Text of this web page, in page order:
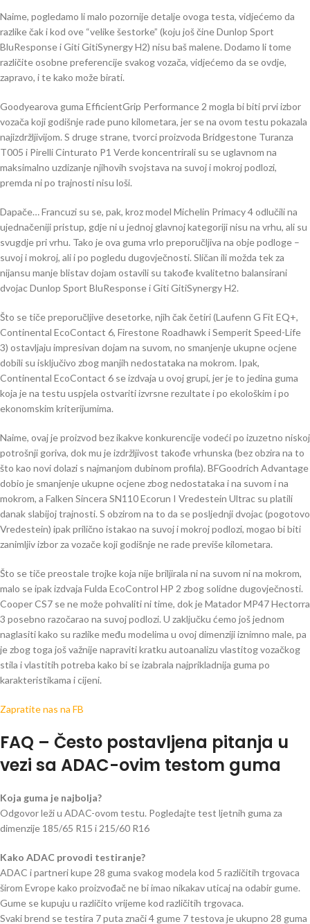
Naime, pogledamo li malo pozornije detalje ovoga testa, vidjećemo da
razlike čak i kod ove “velike šestorke” (koju još čine Dunlop Sport
BluResponse i Giti GitiSynergy H2) nisu baš malene. Dodamo li tome
različite osobne preferencije svakog vozača, vidjećemo da se ovdje,
zapravo, i te kako može birati.
Goodyearova guma EfficientGrip Performance 2 mogla bi biti prvi izbor
vozača koji godišnje rade puno kilometara, jer se na ovom testu pokazala
najizdržljivijom. S druge strane, tvorci proizvoda Bridgestone Turanza
T005 i Pirelli Cinturato P1 Verde koncentrirali su se uglavnom na
maksimalno uzdizanje njihovih svojstava na suvoj i mokroj podlozi,
premda ni po trajnosti nisu loši.
Dapače… Francuzi su se, pak, kroz model Michelin Primacy 4 odlučili na
ujednačeniji pristup, gdje ni u jednoj glavnoj kategoriji nisu na vrhu, ali su
svugdje pri vrhu. Tako je ova guma vrlo preporučljiva na obje podloge –
suvoj i mokroj, ali i po pogledu dugovječnosti. Sličan ili možda tek za
nijansu manje blistav dojam ostavili su takođe kvalitetno balansirani
dvojac Dunlop Sport BluResponse i Giti GitiSynergy H2.
Što se tiče preporučljive desetorke, njih čak četiri (Laufenn G Fit EQ+,
Continental EcoContact 6, Firestone Roadhawk i Semperit Speed-Life
3) ostavljaju impresivan dojam na suvom, no smanjenje ukupne ocjene
dobili su isključivo zbog manjih nedostataka na mokrom. Ipak,
Continental EcoContact 6 se izdvaja u ovoj grupi, jer je to jedina guma
koja je na testu uspjela ostvariti izvrsne rezultate i po ekološkim i po
ekonomskim kriterijumima.
Naime, ovaj je proizvod bez ikakve konkurencije vodeći po izuzetno niskoj
potrošnji goriva, dok mu je izdržljivost takođe vrhunska (bez obzira na to
što kao novi dolazi s najmanjom dubinom profila). BFGoodrich Advantage
dobio je smanjenje ukupne ocjene zbog nedostataka i na suvom i na
mokrom, a Falken Sincera SN110 Ecorun I Vredestein Ultrac su platili
danak slabijoj trajnosti. S obzirom na to da se posljednji dvojac (pogotovo
Vredestein) ipak prilično istakao na suvoj i mokroj podlozi, mogao bi biti
zanimljiv izbor za vozače koji godišnje ne rade previše kilometara.
Što se tiče preostale trojke koja nije briljirala ni na suvom ni na mokrom,
malo se ipak izdvaja Fulda EcoControl HP 2 zbog solidne dugovječnosti.
Cooper CS7 se ne može pohvaliti ni time, dok je Matador MP47 Hectorra
3 posebno razočarao na suvoj podlozi. U zaključku ćemo još jednom
naglasiti kako su razlike među modelima u ovoj dimenziji iznimno male, pa
je zbog toga još važnije napraviti kratku autoanalizu vlastitog vozačkog
stila i vlastitih potreba kako bi se izabrala najprikladnija guma po
karakteristikama i cijeni.
Zapratite nas na FB
FAQ – Često postavljena pitanja u
vezi sa ADAC-ovim testom guma
Koja guma je najbolja?
Odgovor leži u ADAC-ovom testu. Pogledajte test ljetnih guma za
dimenzije 185/65 R15 i 215/60 R16
Kako ADAC provodi testiranje?
ADAC i partneri kupe 28 guma svakog modela kod 5 različitih trgovaca
širom Evrope kako proizvođač ne bi imao nikakav uticaj na odabir gume.
Gume se kupuju u različito vrijeme kod različitih trgovaca.
Svaki brend se testira 7 puta znači 4 gume 7 testova je ukupno 28 guma